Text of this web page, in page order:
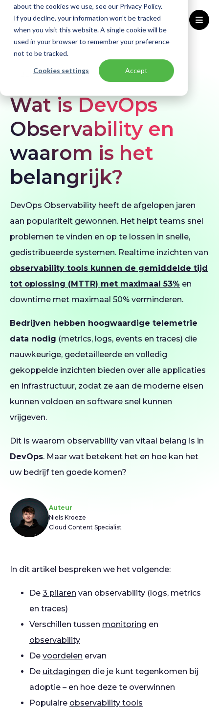
about the cookies we use, see our Privacy Policy.
If you decline, your information won’t be tracked
when you visit this website. A single cookie will be
used in your browser to remember your preference
not to be tracked.
Cookies settings Accept
Home Blogs Wat is DevOps Observability?
BLOG
Wat is DevOps
Observability en
waarom is het
belangrijk?
DevOps Observability heeft de afgelopen jaren
aan populariteit gewonnen. Het helpt teams snel
problemen te vinden en op te lossen in snelle,
gedistribueerde systemen. Realtime inzichten van
observability tools kunnen de gemiddelde tijd
tot oplossing (MTTR) met maximaal 53% en
downtime met maximaal 50% verminderen.
Bedrijven hebben hoogwaardige telemetrie
data nodig (metrics, logs, events en traces) die
nauwkeurige, gedetailleerde en volledig
gekoppelde inzichten bieden over alle applicaties
en infrastructuur, zodat ze aan de moderne eisen
kunnen voldoen en software snel kunnen
vrijgeven.
Dit is waarom observability van vitaal belang is in
DevOps. Maar wat betekent het en hoe kan het
uw bedrijf ten goede komen?
Auteur
Niels Kroeze
Cloud Content Specialist
In dit artikel bespreken we het volgende:
De 3 pilaren van observability (logs, metrics
en traces)
Verschillen tussen monitoring en
observability
De voordelen ervan
De uitdagingen die je kunt tegenkomen bij
adoptie – en hoe deze te overwinnen
Populaire observability tools